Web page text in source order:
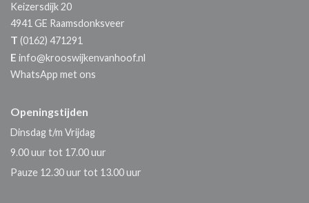
Keizersdijk 20
4941 GE Raamsdonksveer
T (0162) 471291
E info@krooswijkenvanhoof.nl
WhatsApp met ons
Openingstijden
Dinsdag t/m Vrijdag
9.00 uur tot 17.00 uur
Pauze 12.30 uur tot 13.00 uur